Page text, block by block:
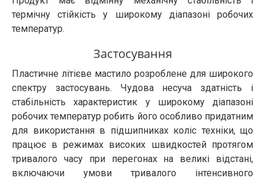
термічну стійкість у широкому діапазоні робочих
температур.
Застосування
Пластичне літієве мастило розроблене для широкого
спектру застосувань. Чудова несуча здатність і
стабільність характеристик у широкому діапазоні
робочих температур робить його особливо придатним
для використання в підшипниках коліс техніки, що
працює в режимах високих швидкостей протягом
тривалого часу при перегонах на великі відстані,
включаючи умови тривалого інтенсивного